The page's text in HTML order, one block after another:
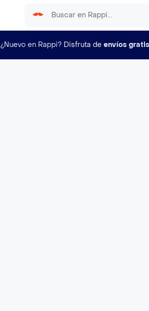
¿Nuevo en Rappi? Disfruta de envíos